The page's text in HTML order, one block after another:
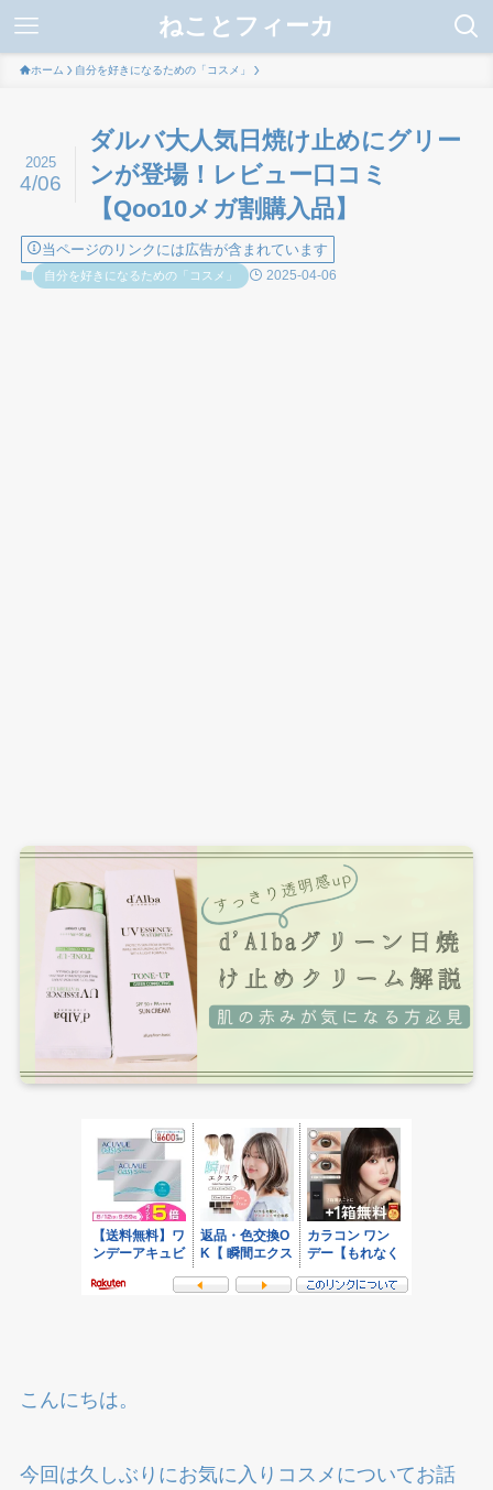
ねことフィーカ
ホーム 自分を好きになるための「コスメ」
ダルバ大人気日焼け止めにグリー
ンが登場！レビュー口コミ
【Qoo10メガ割購入品】
2025
4/06
当ページのリンクには広告が含まれています
自分を好きになるための「コスメ」 2025-04-06
こんにちは。
今回は久しぶりにお気に入りコスメについてお話